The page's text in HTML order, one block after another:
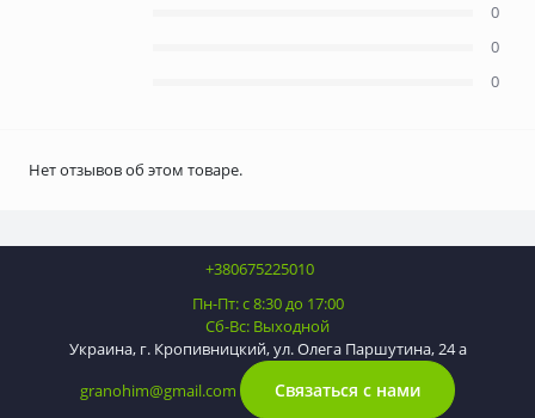
0
0
0
Нет отзывов об этом товаре.
+380675225010
Пн-Пт: с 8:30 до 17:00
Сб-Вс: Выходной
Украина, г. Кропивницкий, ул. Олега Паршутина, 24 а
granohim@gmail.com
Связаться с нами